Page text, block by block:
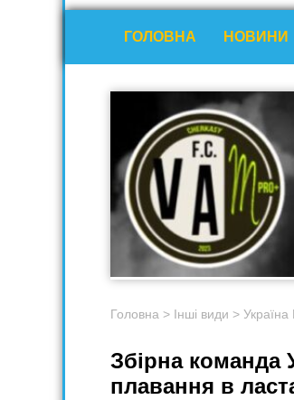
ГОЛОВНА НОВИНИ
Головна > Інші види > Україна
Збірна команда
плавання в